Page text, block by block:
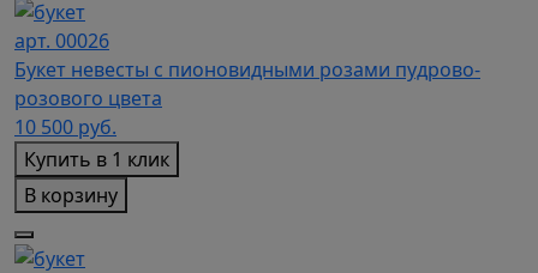
арт. 00026
Букет невесты с пионовидными розами пудрово-
розового цвета
10 500 руб.
Купить в 1 клик
В корзину